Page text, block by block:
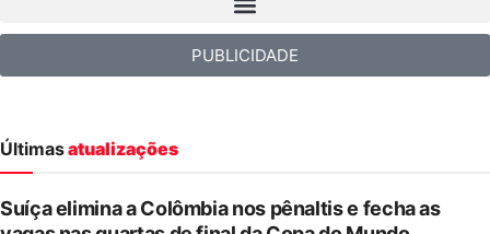
PUBLICIDADE
Últimasatualizações
Suíça elimina a Colômbia nos pênaltis e fecha as